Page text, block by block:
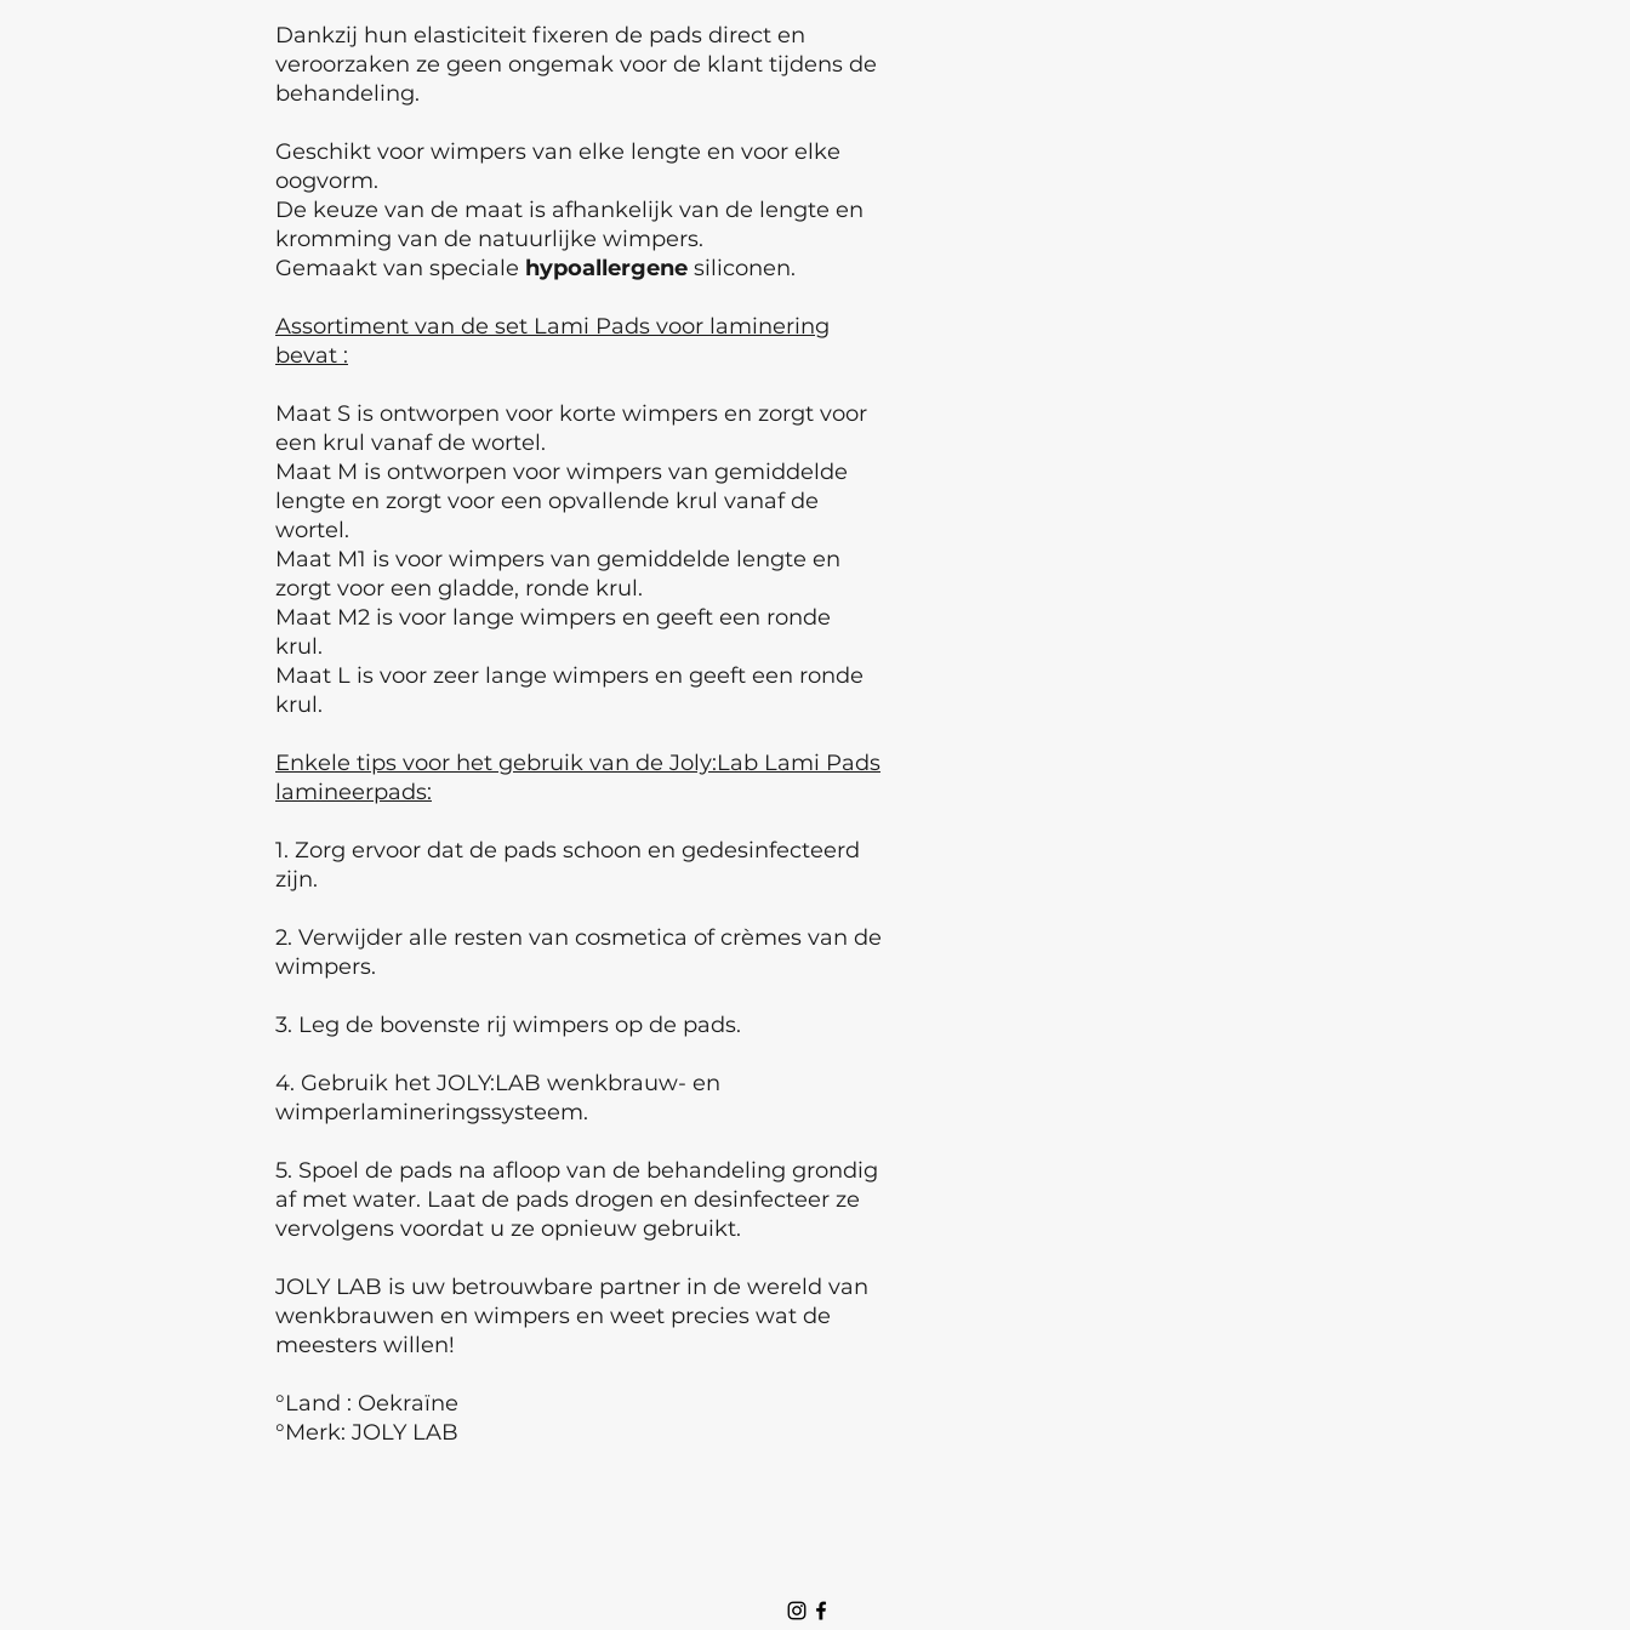
Dankzij hun elasticiteit fixeren de pads direct en
veroorzaken ze geen ongemak voor de klant tijdens de
behandeling.
Geschikt voor wimpers van elke lengte en voor elke
oogvorm.
De keuze van de maat is afhankelijk van de lengte en
kromming van de natuurlijke wimpers.
Gemaakt van speciale hypoallergene siliconen.
Assortiment van de set Lami Pads voor laminering
bevat :
Maat S is ontworpen voor korte wimpers en zorgt voor
een krul vanaf de wortel.
Maat M is ontworpen voor wimpers van gemiddelde
lengte en zorgt voor een opvallende krul vanaf de
wortel.
Maat M1 is voor wimpers van gemiddelde lengte en
zorgt voor een gladde, ronde krul.
Maat M2 is voor lange wimpers en geeft een ronde
krul.
Maat L is voor zeer lange wimpers en geeft een ronde
krul.
Enkele tips voor het gebruik van de Joly:Lab Lami Pads
lamineerpads:
1. Zorg ervoor dat de pads schoon en gedesinfecteerd
zijn.
2. Verwijder alle resten van cosmetica of crèmes van de
wimpers.
3. Leg de bovenste rij wimpers op de pads.
4. Gebruik het JOLY:LAB wenkbrauw- en
wimperlamineringssysteem.
5. Spoel de pads na afloop van de behandeling grondig
af met water. Laat de pads drogen en desinfecteer ze
vervolgens voordat u ze opnieuw gebruikt.
JOLY LAB is uw betrouwbare partner in de wereld van
wenkbrauwen en wimpers en weet precies wat de
meesters willen!
°Land : Oekraïne
°Merk: JOLY LAB